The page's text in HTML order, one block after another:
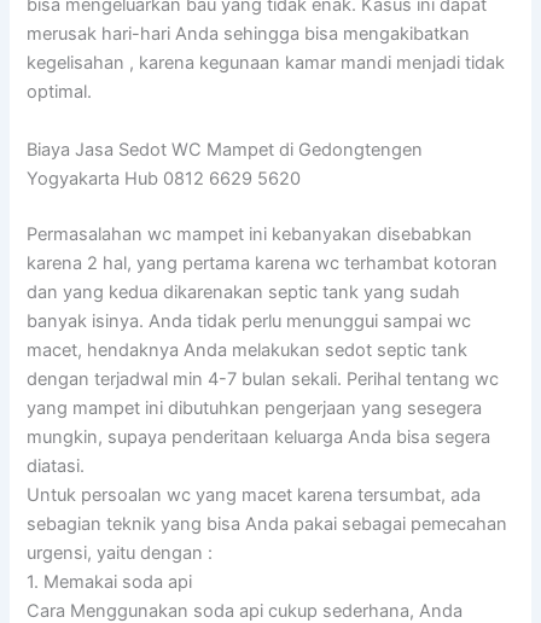
bisa mengeluarkan bau yang tidak enak. Kasus ini dapat
merusak hari-hari Anda sehingga bisa mengakibatkan
kegelisahan , karena kegunaan kamar mandi menjadi tidak
optimal.
Biaya Jasa Sedot WC Mampet di Gedongtengen
Yogyakarta Hub 0812 6629 5620
Permasalahan wc mampet ini kebanyakan disebabkan
karena 2 hal, yang pertama karena wc terhambat kotoran
dan yang kedua dikarenakan septic tank yang sudah
banyak isinya. Anda tidak perlu menunggui sampai wc
macet, hendaknya Anda melakukan sedot septic tank
dengan terjadwal min 4-7 bulan sekali. Perihal tentang wc
yang mampet ini dibutuhkan pengerjaan yang sesegera
mungkin, supaya penderitaan keluarga Anda bisa segera
diatasi.
Untuk persoalan wc yang macet karena tersumbat, ada
sebagian teknik yang bisa Anda pakai sebagai pemecahan
urgensi, yaitu dengan :
1. Memakai soda api
Cara Menggunakan soda api cukup sederhana, Anda